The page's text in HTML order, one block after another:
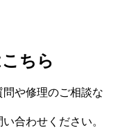
ちら
や修理のご相談な
合わせください。